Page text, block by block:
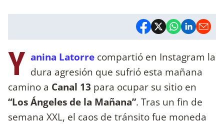
Y anina Latorre compartió en Instagram la
dura agresión que sufrió esta mañana
camino a Canal 13 para ocupar su sitio en
“Los Ángeles de la Mañana”. Tras un fin de
semana XXL, el caos de tránsito fue moneda